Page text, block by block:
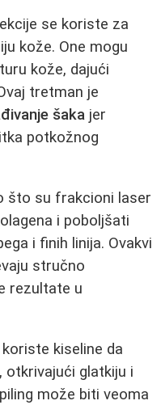
se koriste za
kože. One mogu
kože, dajući
tretman je
šaka jer
potkožnog
što su frakcioni laser
i poboljšati
i finih linija. Ovakvi
stručno
rezultate u
kiseline da
otkrivajući glatkiju i
može biti veoma